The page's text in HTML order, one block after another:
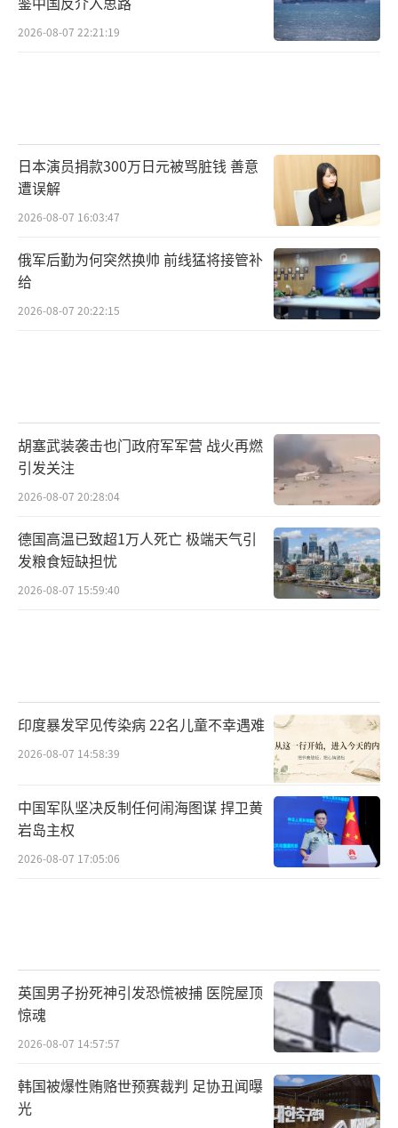
2026-08-07 22:21:19
日本演员捐款300万日元被骂脏钱 善意
遭误解
2026-08-07 16:03:47
俄军后勤为何突然换帅 前线猛将接管补
给
2026-08-07 20:22:15
胡塞武装袭击也门政府军军营 战火再燃
引发关注
2026-08-07 20:28:04
德国高温已致超1万人死亡 极端天气引
发粮食短缺担忧
2026-08-07 15:59:40
印度暴发罕见传染病 22名儿童不幸遇难
2026-08-07 14:58:39
中国军队坚决反制任何闹海图谋 捍卫黄
岩岛主权
2026-08-07 17:05:06
英国男子扮死神引发恐慌被捕 医院屋顶
惊魂
2026-08-07 14:57:57
韩国被爆性贿赂世预赛裁判 足协丑闻曝
光